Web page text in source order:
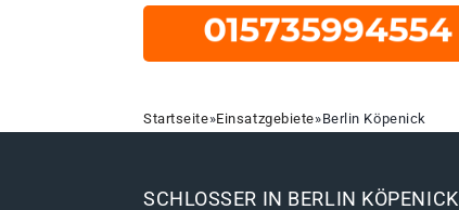
Startseite»Einsatzgebiete»Berlin Köpenick
SCHLOSSER IN BERLIN KÖPENICK